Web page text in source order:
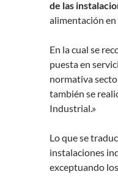
de las
alimentación
En la cual se
puesta en
normativa
también se
Industrial.»
Lo que se
instalaciones
exceptuando